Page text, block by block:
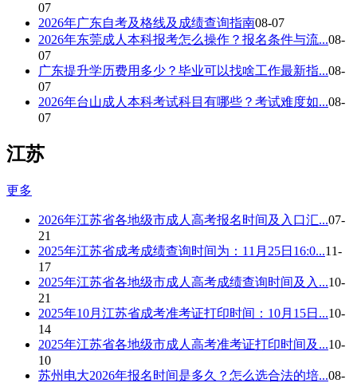
07
2026年广东自考及格线及成绩查询指南08-07
2026年东莞成人本科报考怎么操作？报名条件与流...08-
07
广东提升学历费用多少？毕业可以找啥工作最新指...08-
07
2026年台山成人本科考试科目有哪些？考试难度如...08-
07
江苏
更多
2026年江苏省各地级市成人高考报名时间及入口汇...07-
21
2025年江苏省成考成绩查询时间为：11月25日16:0...11-
17
2025年江苏省各地级市成人高考成绩查询时间及入...10-
21
2025年10月江苏省成考准考证打印时间：10月15日...10-
14
2025年江苏省各地级市成人高考准考证打印时间及...10-
10
苏州电大2026年报名时间是多久？怎么选合法的培...08-